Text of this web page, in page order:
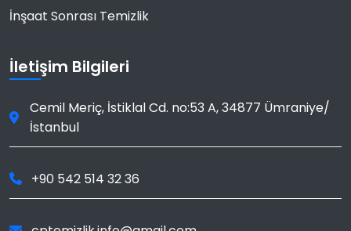
İnşaat Sonrası Temizlik
İletişim Bilgileri
Cemil Meriç, İstiklal Cd. no:53 A,34877 Ümraniye/
İstanbul
+90 542 514 32 36